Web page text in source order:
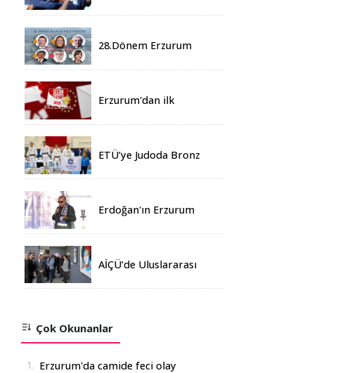
28.Dönem Erzurum
Erzurum'dan ilk
ETÜ’ye Judoda Bronz
Erdoğan'ın Erzurum
rekoru kırıldı
AİÇÜ’de Uluslararası
Açıldı
Çok Okunanlar
1. Erzurum'da camide feci olay